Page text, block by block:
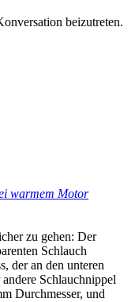
beizutreten.
warmem Motor
zu gehen: Der
Schlauch
der an den unteren
Schlauchnippel
Durchmesser, und